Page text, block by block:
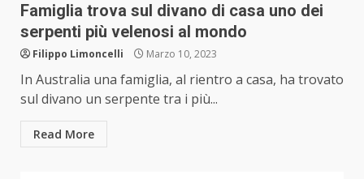
Famiglia trova sul divano di casa uno dei
serpenti più velenosi al mondo
Filippo Limoncelli Marzo 10, 2023
In Australia una famiglia, al rientro a casa, ha trovato
sul divano un serpente tra i più...
Read More